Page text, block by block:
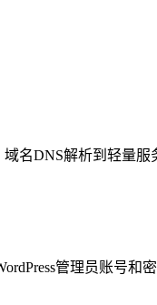
名DNS解析到轻量服
管理员账号和